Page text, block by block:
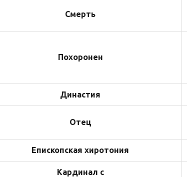
Смерть
Похоронен
Династия
Отец
Епископская хиротония
Кардинал с